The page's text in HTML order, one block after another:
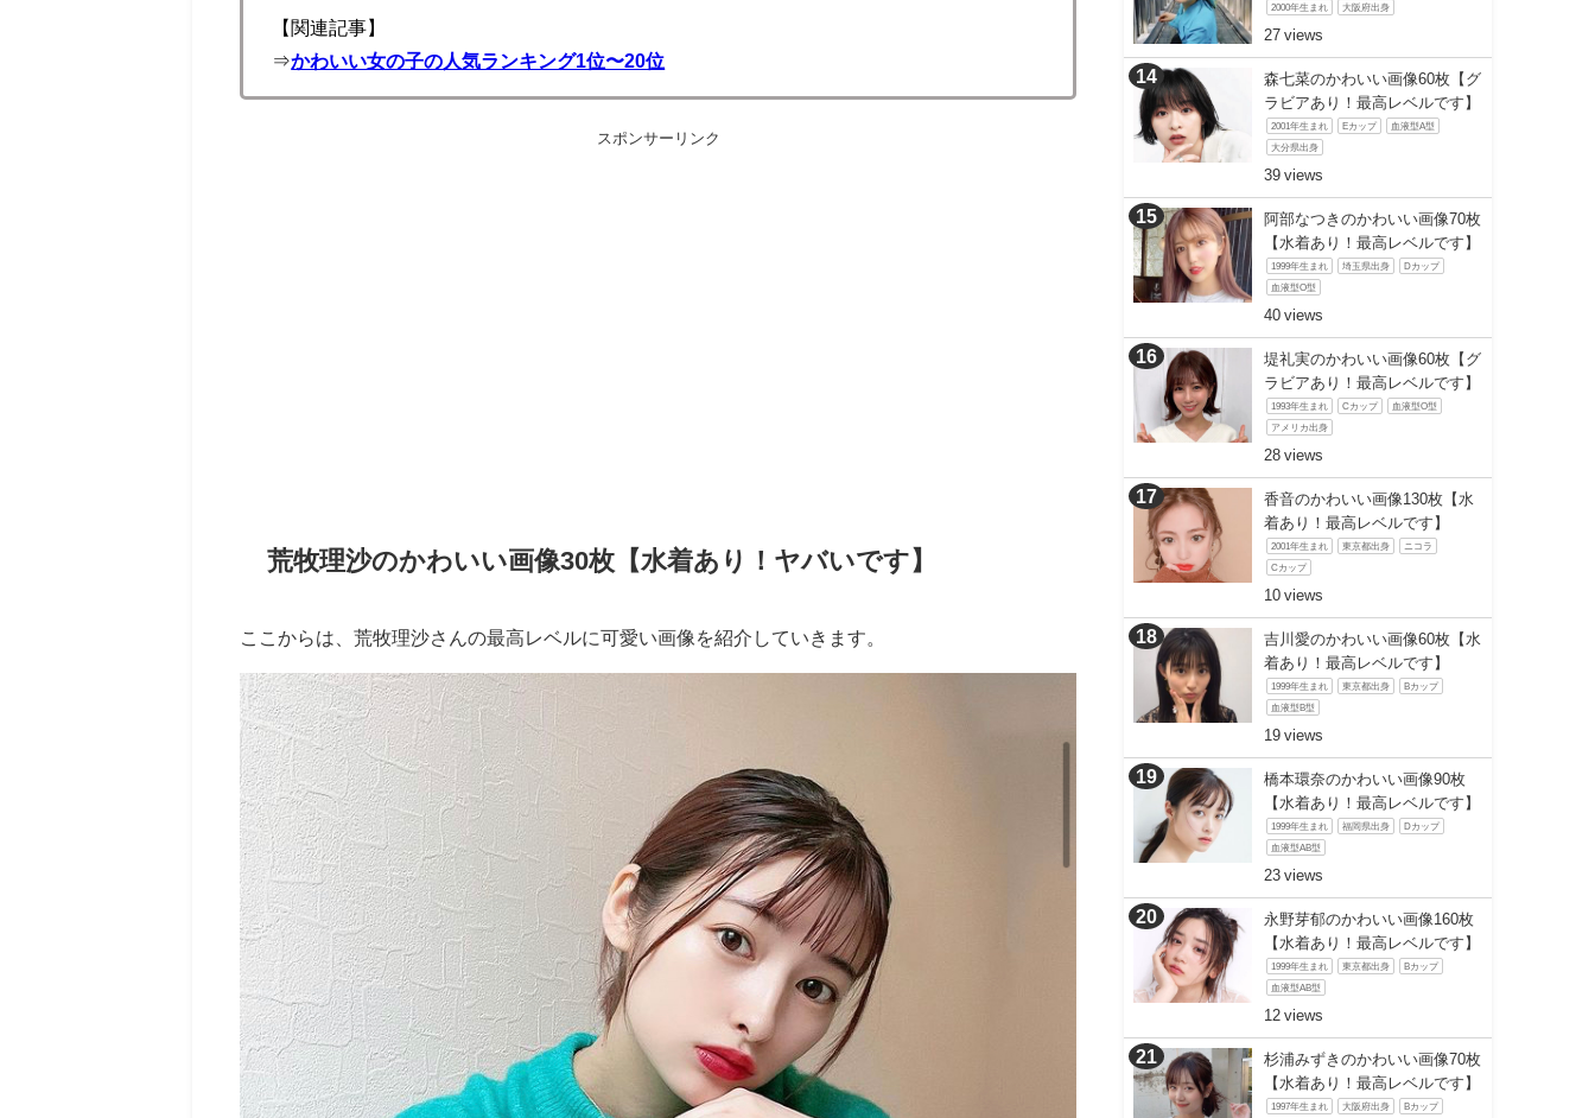
【関連記事】
⇒かわいい女の子の人気ランキング1位〜20位
スポンサーリンク
荒牧理沙のかわいい画像30枚【水着あり！ヤバいです】
ここからは、荒牧理沙さんの最高レベルに可愛い画像を紹介していきます。
2000年生まれ 大阪府出身
27
森七菜のかわいい画像60枚【グ
ラビアあり！最高レベルです】
2001年生まれ Eカップ 血液型A型
大分県出身
39
阿部なつきのかわいい画像70枚
【水着あり！最高レベルです】
1999年生まれ 埼玉県出身 Dカップ
血液型O型
40
堤礼実のかわいい画像60枚【グ
ラビアあり！最高レベルです】
1993年生まれ Cカップ 血液型O型
アメリカ出身
28
香音のかわいい画像130枚【水
着あり！最高レベルです】
2001年生まれ 東京都出身 ニコラ
Cカップ
10
吉川愛のかわいい画像60枚【水
着あり！最高レベルです】
1999年生まれ 東京都出身 Bカップ
血液型B型
19
橋本環奈のかわいい画像90枚
【水着あり！最高レベルです】
1999年生まれ 福岡県出身 Dカップ
血液型AB型
23
永野芽郁のかわいい画像160枚
【水着あり！最高レベルです】
1999年生まれ 東京都出身 Bカップ
血液型AB型
12
杉浦みずきのかわいい画像70枚
【水着あり！最高レベルです】
1997年生まれ 大阪府出身 Bカップ